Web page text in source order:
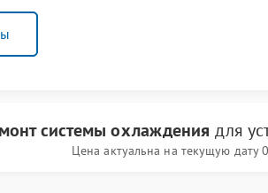
системы охлаждения для
Цена актуальна на текущую дату